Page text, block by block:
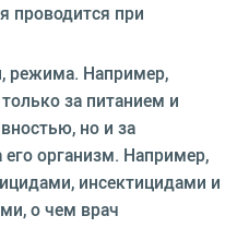
проводится при
режима. Например,
за питанием и
но и за
организм. Например,
инсектицидами и
о чем врач